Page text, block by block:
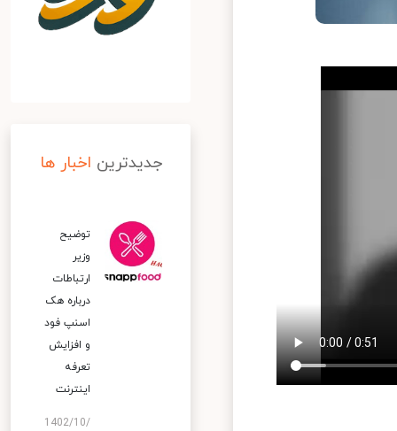
جدیدترین اخبار ها
توضیح
وزیر
ارتباطات
درباره هک
اسنپ‌ فود
و افزایش
تعرفه
اینترنت
1402/10/